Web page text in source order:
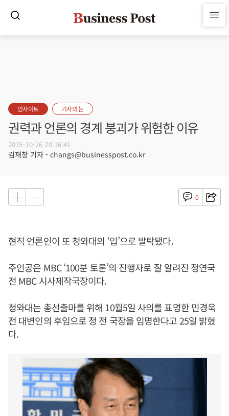
인사이트 기자의 눈
권력과 언론의 경계 붕괴가 위험한 이유
2015-10-26 20:16:41
김재창 기자 - changs@businesspost.co.kr
0
현직 언론인이 또 청와대의 ‘입’으로 발탁됐다.
주인공은 MBC ‘100분 토론’의 진행자로 잘 알려진 정연국
전 MBC 시사제작국장이다.
청와대는 총선출마를 위해 10월5일 사의를 표명한 민경욱
전 대변인의 후임으로 정 전 국장을 임명한다고 25일 밝혔
다.